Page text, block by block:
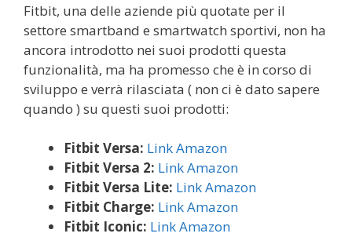
Fitbit, una delle aziende più quotate per il
settore smartband e smartwatch sportivi, non ha
ancora introdotto nei suoi prodotti questa
funzionalità, ma ha promesso che è in corso di
sviluppo e verrà rilasciata ( non ci è dato sapere
quando ) su questi suoi prodotti:
Fitbit Versa: Link Amazon
Fitbit Versa 2: Link Amazon
Fitbit Versa Lite: Link Amazon
Fitbit Charge: Link Amazon
Fitbit Iconic: Link Amazon